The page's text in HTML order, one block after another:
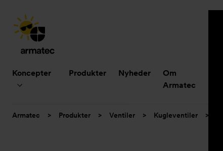
Koncepter Produkter Nyheder
Om
Armatec
Du
Armatec > Produkter > Ventiler > Kugleventiler >